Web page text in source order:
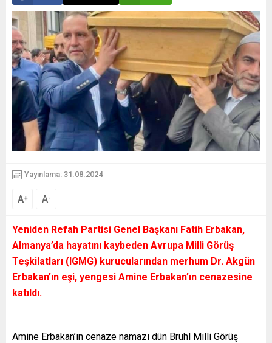
Yayınlama: 31.08.2024
A+ A-
Yeniden Refah Partisi Genel Başkanı Fatih Erbakan,
Almanya’da hayatını kaybeden Avrupa Milli Görüş
Teşkilatları (IGMG) kurucularından merhum Dr. Akgün
Erbakan’ın eşi, yengesi Amine Erbakan’ın cenazesine
katıldı.
Amine Erbakan’ın cenaze namazı dün Brühl Milli Görüş